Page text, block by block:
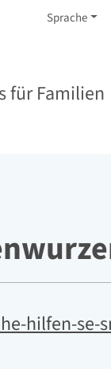
Sprache
für Familien
hilfen-se-